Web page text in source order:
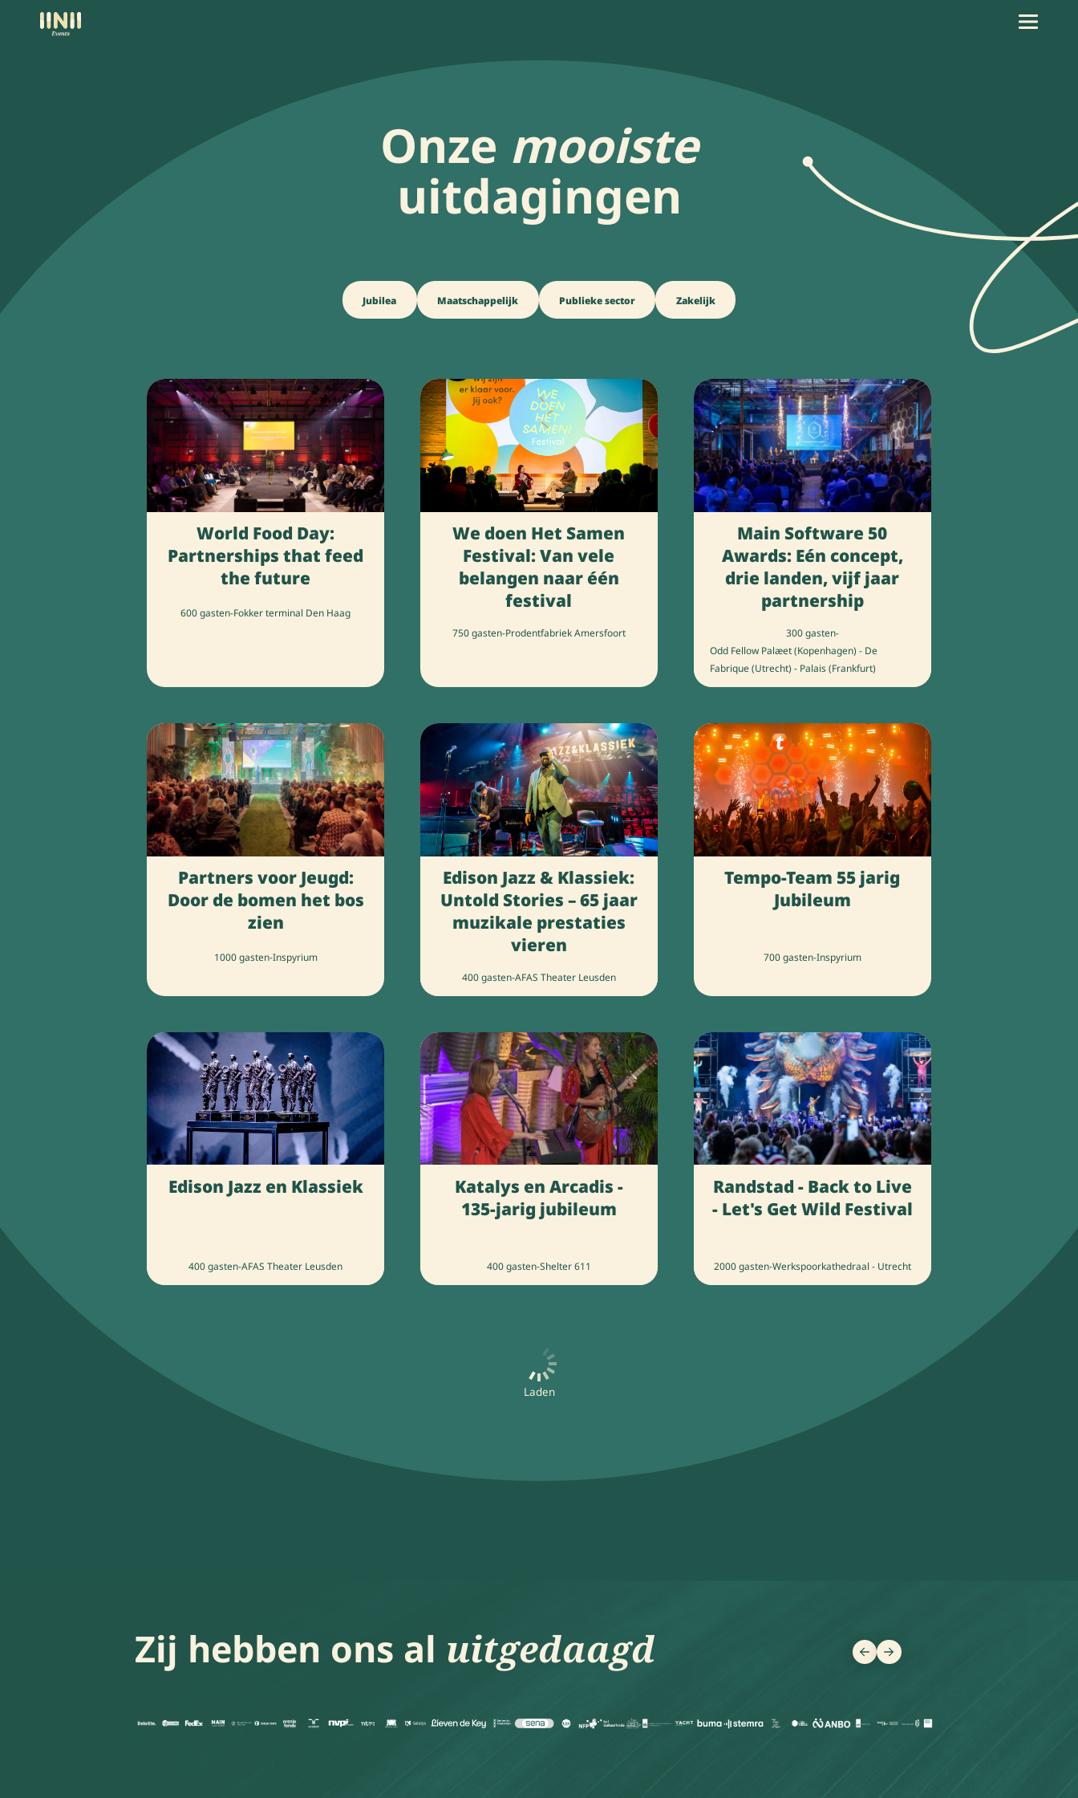
Onze mooiste
uitdagingen
Jubilea Maatschappelijk Publieke sector Zakelijk
World Food Day:
Partnerships that feed
the future
600 gasten-Fokker terminal Den Haag
We doen Het Samen
Festival: Van vele
belangen naar één
festival
750 gasten-Prodentfabriek Amersfoort
Main Software 50
Awards: Eén concept,
drie landen, vijf jaar
partnership
300 gasten-
Odd Fellow Palæet (Kopenhagen) - De
Fabrique (Utrecht) - Palais (Frankfurt)
Partners voor Jeugd:
Door de bomen het bos
zien
1000 gasten-Inspyrium
Edison Jazz & Klassiek:
Untold Stories – 65 jaar
muzikale prestaties
vieren
400 gasten-AFAS Theater Leusden
Tempo-Team 55 jarig
Jubileum
700 gasten-Inspyrium
Edison Jazz en Klassiek
400 gasten-AFAS Theater Leusden
Katalys en Arcadis -
135-jarig jubileum
400 gasten-Shelter 611
Randstad - Back to Live
- Let's Get Wild Festival
2000 gasten-Werkspoorkathedraal - Utrecht
Laden
Zij hebben ons al uitgedaagd